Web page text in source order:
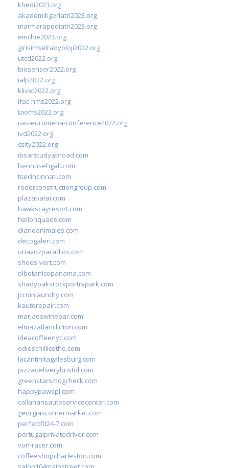
khedi2023.org
akademikgeriatri2023.org
marmarapediatri2023.org
emchie2023.org
girisimselradyoloji2022.org
utcd2022.org
biosensor2022.org
ialp2022.org
klivet2022.org
ifac-hms2022.org
taoms2022.org
iias-euromena-conference2022.org
ivd2022.org
csity2022.org
ibsarstudyabroad.com
bennusehgall.com
tsecincinnati.com
roderconstructiongroup.com
plazabatai.com
hawkscayresort.com
hellonquads.com
diarioanimales.com
decogaleri.com
unavozparadios.com
shoes-vert.com
elbotanicopanama.com
shadyoaksrockportrvpark.com
jccoinlaundry.com
kautorepair.com
marjaeswinebar.com
elmazatlanclinton.com
ideacoffeenyc.com
odieschillicothe.com
lacantinitagalesburg.com
pizzadeliverybristol.com
greenstarsmogcheck.com
happypawspl.com
callahansautoservicecenter.com
georgiascornermarket.com
perfectfit24-7.com
portugalprivatedriver.com
von-racer.com
coffeeshopcharleston.com